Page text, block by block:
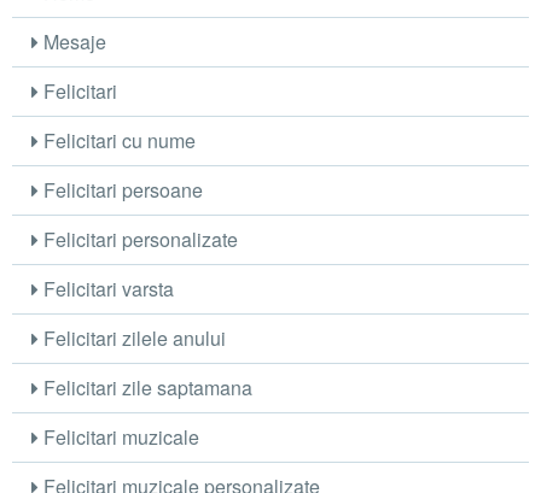
Mesaje
Felicitari
Felicitari cu nume
Felicitari persoane
Felicitari personalizate
Felicitari varsta
Felicitari zilele anului
Felicitari zile saptamana
Felicitari muzicale
Felicitari muzicale personalizate